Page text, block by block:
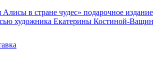
в стране чудес» подарочное издание
художника Екатерины Костиной-